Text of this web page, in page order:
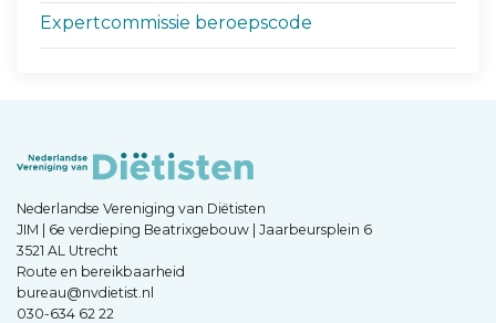
Expertcommissie beroepscode
Nederlandse Vereniging van Diëtisten
JIM | 6e verdieping Beatrixgebouw | Jaarbeursplein 6
3521 AL Utrecht
Route en bereikbaarheid
bureau@nvdietist.nl
030-634 62 22